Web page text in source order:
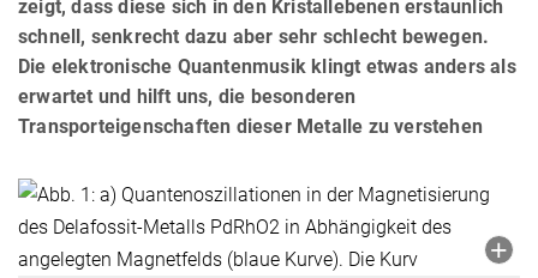
zeigt, dass diese sich in den Kristallebenen erstaunlich
schnell, senkrecht dazu aber sehr schlecht bewegen.
Die elektronische Quantenmusik klingt etwas anders als
erwartet und hilft uns, die besonderen
Transporteigenschaften dieser Metalle zu verstehen